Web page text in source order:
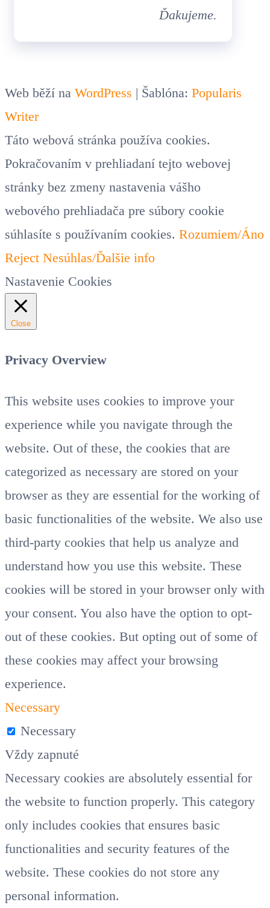
Ďakujeme.
Web běží na WordPress | Šablóna: Popularis
Writer
Táto webová stránka používa cookies.
Pokračovaním v prehliadaní tejto webovej
stránky bez zmeny nastavenia vášho
webového prehliadača pre súbory cookie
súhlasíte s používaním cookies. Rozumiem/Áno
Reject Nesúhlas/Ďalšie info
Nastavenie Cookies
Close
Privacy Overview
This website uses cookies to improve your
experience while you navigate through the
website. Out of these, the cookies that are
categorized as necessary are stored on your
browser as they are essential for the working of
basic functionalities of the website. We also use
third-party cookies that help us analyze and
understand how you use this website. These
cookies will be stored in your browser only with
your consent. You also have the option to opt-
out of these cookies. But opting out of some of
these cookies may affect your browsing
experience.
Necessary
Necessary
Vždy zapnuté
Necessary cookies are absolutely essential for
the website to function properly. This category
only includes cookies that ensures basic
functionalities and security features of the
website. These cookies do not store any
personal information.